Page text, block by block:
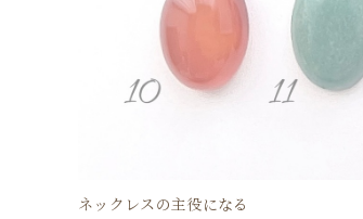
ネックレスの主役になる